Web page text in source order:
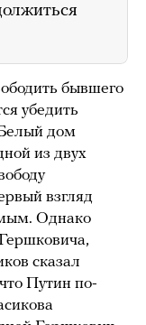
бывшего
убедить
дом
из двух
взгляд
Однако
сказал
Путин по-